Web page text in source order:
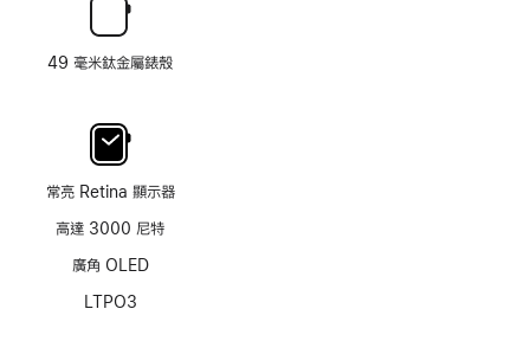
49 毫米鈦金屬錶殼
常亮 Retina 顯示器
高達 3000 尼特
廣角 OLED
LTPO3